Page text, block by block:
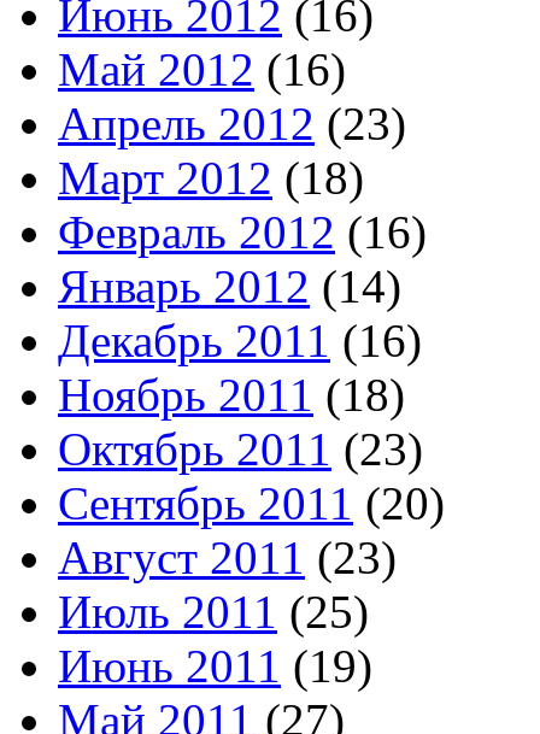
Июнь 2012 (16)
Май 2012 (16)
Апрель 2012 (23)
Март 2012 (18)
Февраль 2012 (16)
Январь 2012 (14)
Декабрь 2011 (16)
Ноябрь 2011 (18)
Октябрь 2011 (23)
Сентябрь 2011 (20)
Август 2011 (23)
Июль 2011 (25)
Июнь 2011 (19)
Май 2011 (27)